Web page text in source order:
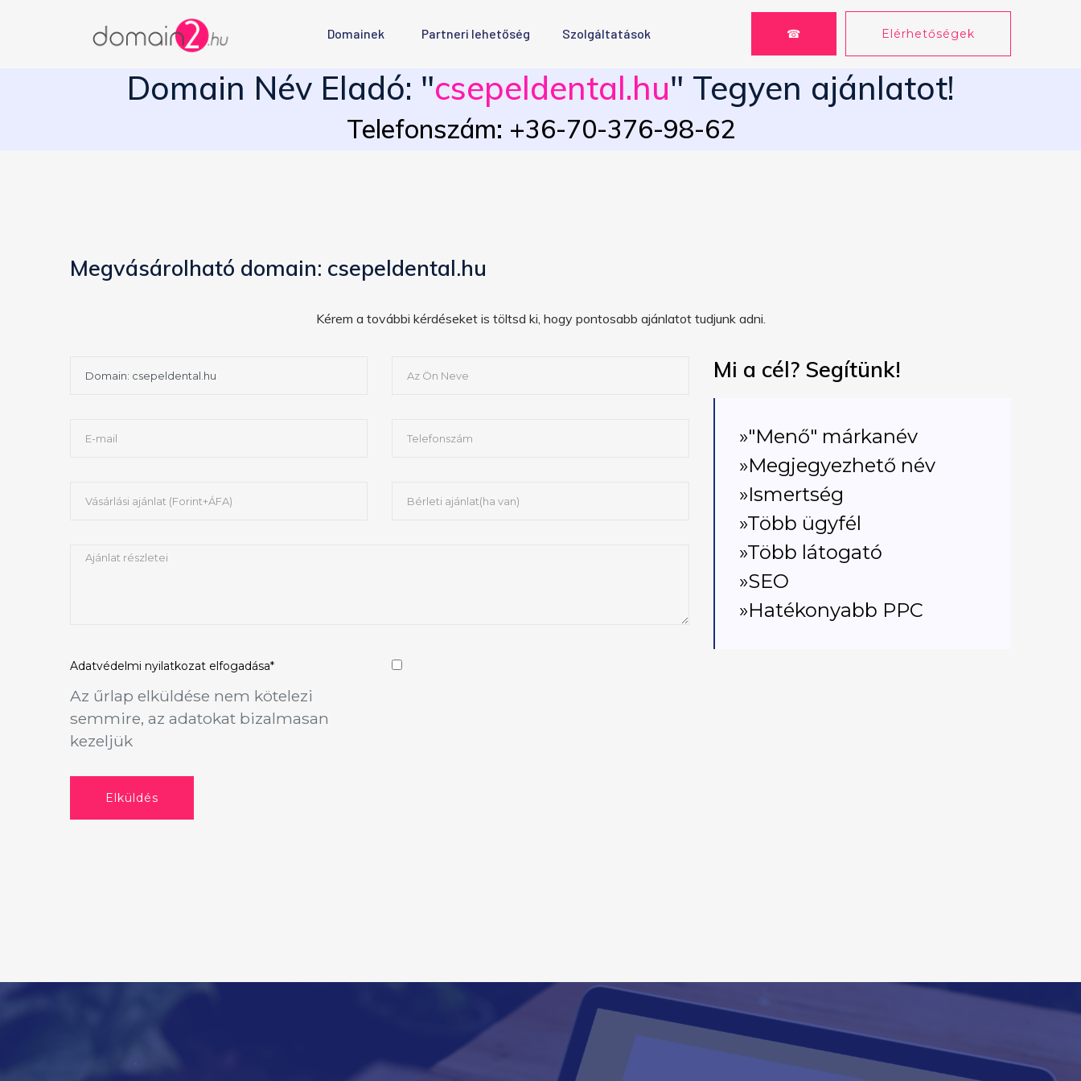
Domainek Partneri lehetőség Szolgáltatások ☎ Elérhetőségek
Domain Név Eladó: "csepeldental.hu" Tegyen ajánlatot!
Telefonszám: +36-70-376-98-62
Megvásárolható domain: csepeldental.hu
Kérem a további kérdéseket is töltsd ki, hogy pontosabb ajánlatot tudjunk adni.
Adatvédelmi nyilatkozat elfogadása*
Az űrlap elküldése nem kötelezi
semmire, az adatokat bizalmasan
kezeljük
Elküldés
Mi a cél? Segítünk!
»"Menő" márkanév
»Megjegyezhető név
»Ismertség
»Több ügyfél
»Több látogató
»SEO
»Hatékonyabb PPC